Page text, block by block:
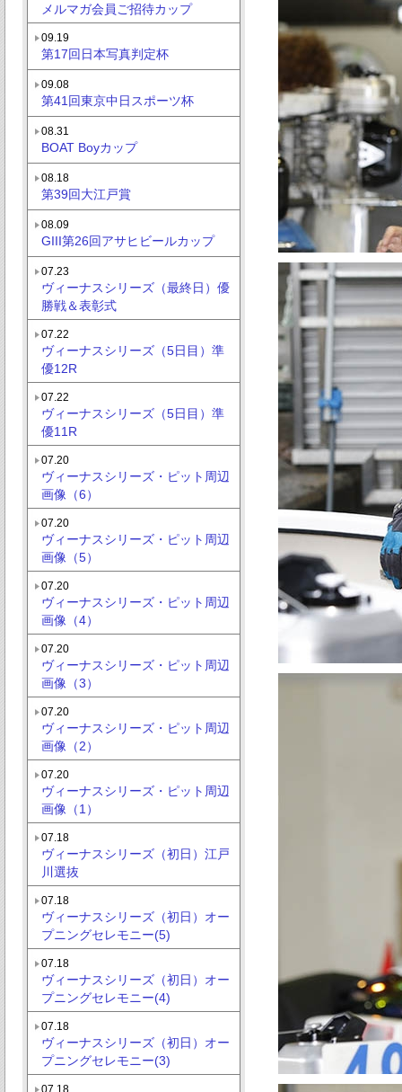
メルマガ会員ご招待カップ
09.19
第17回日本写真判定杯
09.08
第41回東京中日スポーツ杯
08.31
BOAT Boyカップ
08.18
第39回大江戸賞
08.09
GIII第26回アサヒビールカップ
07.23
ヴィーナスシリーズ（最終日）優
勝戦＆表彰式
07.22
ヴィーナスシリーズ（5日目）準
優12R
07.22
ヴィーナスシリーズ（5日目）準
優11R
07.20
ヴィーナスシリーズ・ピット周辺
画像（6）
07.20
ヴィーナスシリーズ・ピット周辺
画像（5）
07.20
ヴィーナスシリーズ・ピット周辺
画像（4）
07.20
ヴィーナスシリーズ・ピット周辺
画像（3）
07.20
ヴィーナスシリーズ・ピット周辺
画像（2）
07.20
ヴィーナスシリーズ・ピット周辺
画像（1）
07.18
ヴィーナスシリーズ（初日）江戸
川選抜
07.18
ヴィーナスシリーズ（初日）オー
プニングセレモニー(5)
07.18
ヴィーナスシリーズ（初日）オー
プニングセレモニー(4)
07.18
ヴィーナスシリーズ（初日）オー
プニングセレモニー(3)
07.18